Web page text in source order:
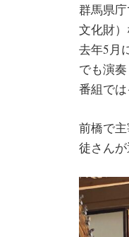
群馬県
文化財）
去年5月
でも演
番組で
前橋で
徒さんが